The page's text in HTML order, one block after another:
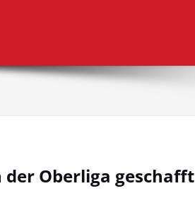
Oberliga geschafft